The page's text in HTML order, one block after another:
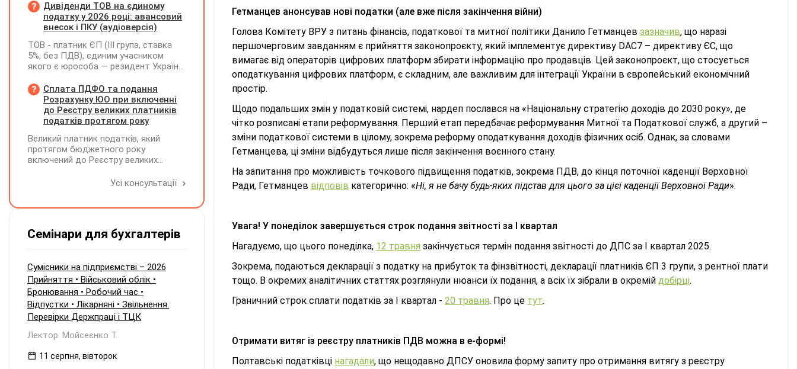
Гетманцев анонсував нові податки (але вже після закінчення війни)
Голова Комітету ВРУ з питань фінансів, податкової та митної політики Данило Гетманцев зазначив, що наразі
першочерговим завданням є прийняття законопроєкту, який імплементує директиву DAС7 – директиву ЄС, що
вимагає від операторів цифрових платформ збирати інформацію про продавців. Цей законопроєкт, що стосується
оподаткування цифрових платформ, є складним, але важливим для інтеграції України в європейський економічний
простір.
Щодо подальших змін у податковій системі, нардеп послався на «Національну стратегію доходів до 2030 року», де
чітко розписані етапи реформування. Перший етап передбачає реформування Митної та Податкової служб, а другий –
зміни податкової системи в цілому, зокрема реформу оподаткування доходів фізичних осіб. Однак, за словами
Гетманцева, ці зміни відбудуться лише після закінчення воєнного стану.
На запитання про можливість точкового підвищення податків, зокрема ПДВ, до кінця поточної каденції Верховної
Ради, Гетманцев відповів категорично: «Ні, я не бачу будь-яких підстав для цього за цієї каденції Верховної Ради».
Увага! У понеділок завершується строк подання звітності за I квартал
Нагадуємо, що цього понеділка, 12 травня закінчується термін подання звітності до ДПС за I квартал 2025.
Зокрема, подаються декларації з податку на прибуток та фінзвітності, декларації платників ЄП 3 групи, з рентної плати
тощо. В окремих аналітичних статтях розглянули нюанси їх подання, а всіх їх зібрали в окремій добірці.
Граничний строк сплати податків за І квартал - 20 травня. Про це тут.
Отримати витяг із реєстру платників ПДВ можна в е-формі!
Полтавські податківці нагадали, що нещодавно ДПСУ оновила форму запиту про отримання витягу з реєстру
зробити?
Дивіденди ТОВ на єдиному
податку у 2026 році: авансовий
внесок і ПКУ (аудіоверсія)
ТОВ - платник ЄП (ІІІ група, ставка
5%, без ПДВ), єдиним учасником
якого є юрособа — резидент України,
виплатити дивіденди за рахунок
нерозподіленого прибутку 2024–2025
років у сумі 15 млн грн. Які податкові
наслідки виникають у ТОВ-емітента?
Сплата ПДФО та подання
Розрахунку ЮО при включенні
до Реєстру великих платників
податків протягом року
Великий платник податків, який
протягом бюджетного року
включений до Реєстру великих
місцем попереднього обліку, а
Усі консультації
Семінари для бухгалтерів
Сумісники на підприємстві – 2026
Прийняття • Військовий облік •
Бронювання • Робочий час •
Відпустки • Лікарняні • Звільнення.
Перевірки Держпраці і ТЦК
Лектор: Мойсеєнко Т.
11 серпня, вівторок